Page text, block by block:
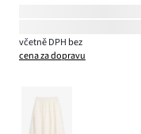
včetně DPH bez
cena za dopravu